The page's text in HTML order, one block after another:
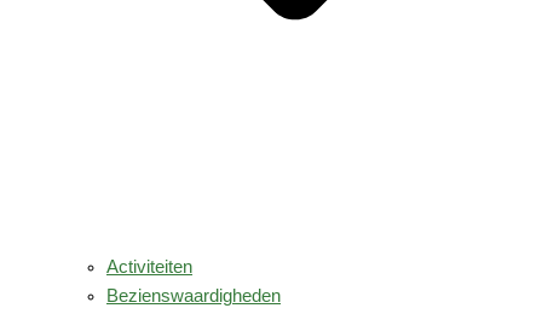
Activiteiten
Bezienswaardigheden